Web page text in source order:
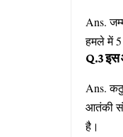
Ans.
हमले में 5
Q.3 इस
Ans.
आतंकी
है।